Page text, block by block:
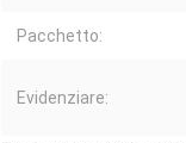
Pacchetto:
Evidenziare: